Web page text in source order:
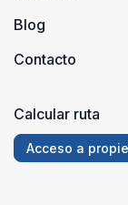
Blog
Contacto
Calcular ruta
Acceso a